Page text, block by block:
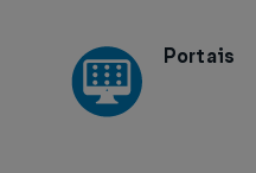
Portais